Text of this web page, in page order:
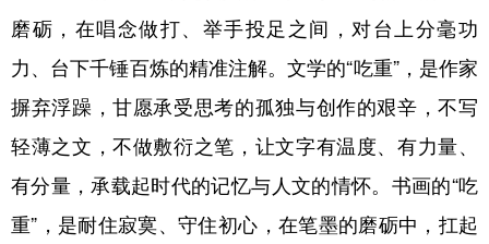
陕西 甘肃 青海 宁夏
新疆 内蒙古 黑龙江
多语种频道
English Español Français عربى
磨砺，在唱念做打、举手投足之间，对台上分毫功
力、台下千锤百炼的精准注解。文学的“吃重”，是作家
摒弃浮躁，甘愿承受思考的孤独与创作的艰辛，不写
轻薄之文，不做敷衍之笔，让文字有温度、有力量、
有分量，承载起时代的记忆与人文的情怀。书画的“吃
重”，是耐住寂寞、守住初心，在笔墨的磨砺中，扛起